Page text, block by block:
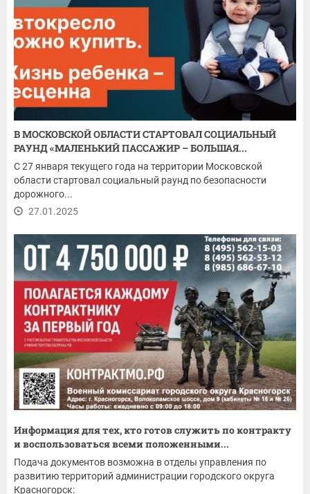
В МОСКОВСКОЙ ОБЛАСТИ СТАРТОВАЛ СОЦИАЛЬНЫЙ
РАУНД «МАЛЕНЬКИЙ ПАССАЖИР – БОЛЬШАЯ...
С 27 января текущего года на территории Московской
области стартовал социальный раунд по безопасности
дорожного...
27.01.2025
Информация для тех, кто готов служить по контракту
и воспользоваться всеми положенными...
Подача документов возможна в отделы управления по
развитию территорий администрации городского округа
Красногорск: